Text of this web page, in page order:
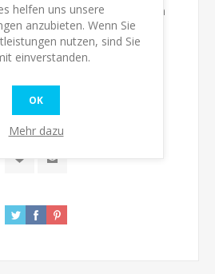
Adresse, an die Sie versenden
möchten
Auf Lager
helfen uns unsere
anzubieten. Wenn Sie
nutzen, sind Sie
einverstanden.
OK
Mehr dazu